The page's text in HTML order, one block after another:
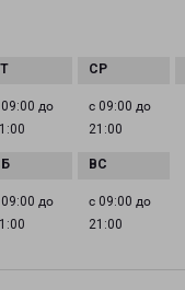
09:00 до
с 09:00 до
21:00
09:00 до
с 09:00 до
21:00